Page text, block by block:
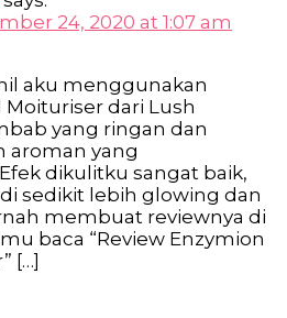
24, 2020 at 1:07 am
aku menggunakan
Moituriser dari Lush
yang ringan dan
aroman yang
dikulitku sangat baik,
sedikit lebih glowing dan
membuat reviewnya di
baca “Review Enzymion
[…]